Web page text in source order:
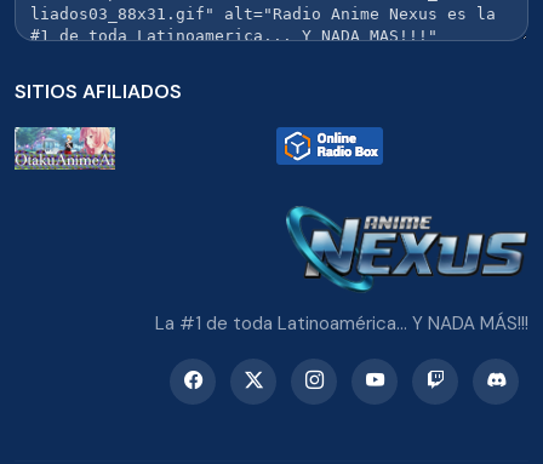
SITIOS AFILIADOS
La #1 de toda Latinoamérica... Y NADA MÁS!!!